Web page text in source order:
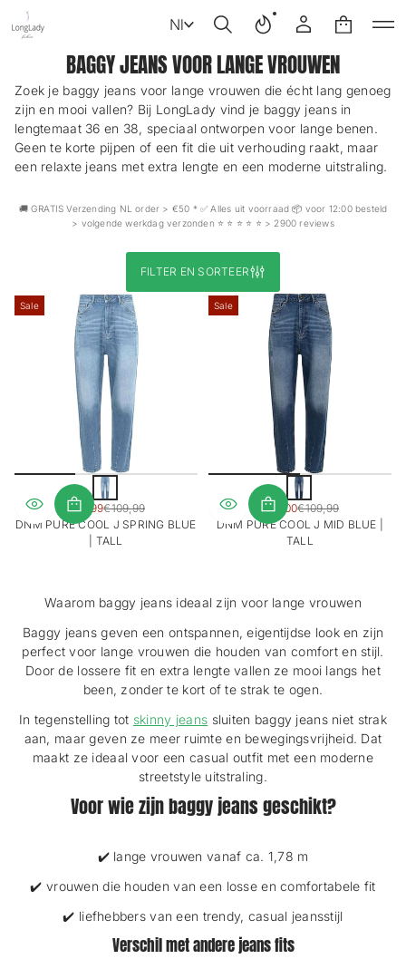
Nl
BAGGY JEANS VOOR LANGE VROUWEN
Zoek je baggy jeans voor lange vrouwen die écht lang genoeg
zijn en mooi vallen? Bij LongLady vind je baggy jeans in
lengtemaat 36 en 38, speciaal ontworpen voor lange benen.
Geen te korte pijpen of een fit die uit verhouding raakt, maar
een relaxte jeans met extra lengte en een moderne uitstraling.
🚚 GRATIS Verzending NL order > €50 * ✅ Alles uit voorraad 📦 voor 12:00 besteld
> volgende werkdag verzonden ⭐️ ⭐️ ⭐️ ⭐️ ⭐️ > 2900 reviews
FILTER EN SORTEER
Sale
SALE
PRIJS
€76,99REGULIERE
PRIJS
€109,99
DNM PURE COOL J SPRING BLUE
| TALL
i
c
h
t
u
w
Sale
SALE
PRIJS
€55,00REGULIERE
PRIJS
€109,99
DNM PURE COOL J MID BLUE |
TALL
i
d
d
e
a
u
w
Waarom baggy jeans ideaal zijn voor lange vrouwen
Baggy jeans geven een ontspannen, eigentijdse look en zijn
perfect voor lange vrouwen die houden van comfort en stijl.
Door de lossere fit en extra lengte vallen ze mooi langs het
been, zonder te kort of te strak te ogen.
In tegenstelling tot skinny jeans sluiten baggy jeans niet strak
aan, maar geven ze meer ruimte en bewegingsvrijheid. Dat
maakt ze ideaal voor een casual outfit met een moderne
streetstyle uitstraling.
Voor wie zijn baggy jeans geschikt?
✔️ lange vrouwen vanaf ca. 1,78 m
✔️ vrouwen die houden van een losse en comfortabele fit
✔️ liefhebbers van een trendy, casual jeansstijl
Verschil met andere jeans fits